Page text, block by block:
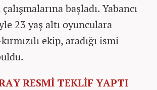
başladı. Yabancı
23 yaş altı oyunculara
ekip, aradığı ismi
RESMİ TEKLİF YAPTI